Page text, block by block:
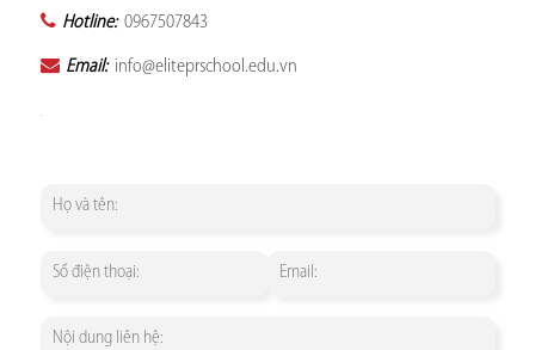
Hotline: 0967507843
Email: info@eliteprschool.edu.vn